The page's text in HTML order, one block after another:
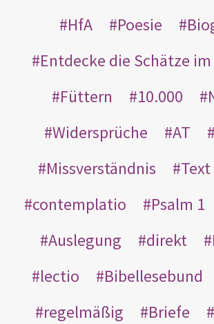
HfA
Poesie
Entdecke die Schätze
Füttern
10.000
Widersprüche
AT
Missverständnis
Text
contemplatio
Psalm 1
Auslegung
direkt
lectio
Bibellesebund
regelmäßig
Briefe